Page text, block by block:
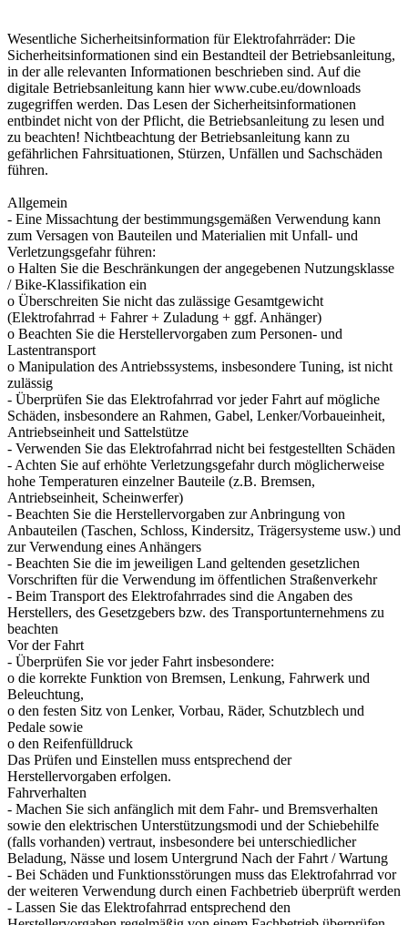
Wesentliche Sicherheitsinformation für Elektrofahrräder: Die
Sicherheitsinformationen sind ein Bestandteil der Betriebsanleitung,
in der alle relevanten Informationen beschrieben sind. Auf die
digitale Betriebsanleitung kann hier www.cube.eu/downloads
zugegriffen werden. Das Lesen der Sicherheitsinformationen
entbindet nicht von der Pflicht, die Betriebsanleitung zu lesen und
zu beachten! Nichtbeachtung der Betriebsanleitung kann zu
gefährlichen Fahrsituationen, Stürzen, Unfällen und Sachschäden
führen.
Allgemein
- Eine Missachtung der bestimmungsgemäßen Verwendung kann
zum Versagen von Bauteilen und Materialien mit Unfall- und
Verletzungsgefahr führen:
o Halten Sie die Beschränkungen der angegebenen Nutzungsklasse
/ Bike-Klassifikation ein
o Überschreiten Sie nicht das zulässige Gesamtgewicht
(Elektrofahrrad + Fahrer + Zuladung + ggf. Anhänger)
o Beachten Sie die Herstellervorgaben zum Personen- und
Lastentransport
o Manipulation des Antriebssystems, insbesondere Tuning, ist nicht
zulässig
- Überprüfen Sie das Elektrofahrrad vor jeder Fahrt auf mögliche
Schäden, insbesondere an Rahmen, Gabel, Lenker/Vorbaueinheit,
Antriebseinheit und Sattelstütze
- Verwenden Sie das Elektrofahrrad nicht bei festgestellten Schäden
- Achten Sie auf erhöhte Verletzungsgefahr durch möglicherweise
hohe Temperaturen einzelner Bauteile (z.B. Bremsen,
Antriebseinheit, Scheinwerfer)
- Beachten Sie die Herstellervorgaben zur Anbringung von
Anbauteilen (Taschen, Schloss, Kindersitz, Trägersysteme usw.) und
zur Verwendung eines Anhängers
- Beachten Sie die im jeweiligen Land geltenden gesetzlichen
Vorschriften für die Verwendung im öffentlichen Straßenverkehr
- Beim Transport des Elektrofahrrades sind die Angaben des
Herstellers, des Gesetzgebers bzw. des Transportunternehmens zu
beachten
Vor der Fahrt
- Überprüfen Sie vor jeder Fahrt insbesondere:
o die korrekte Funktion von Bremsen, Lenkung, Fahrwerk und
Beleuchtung,
o den festen Sitz von Lenker, Vorbau, Räder, Schutzblech und
Pedale sowie
o den Reifenfülldruck
Das Prüfen und Einstellen muss entsprechend der
Herstellervorgaben erfolgen.
Fahrverhalten
- Machen Sie sich anfänglich mit dem Fahr- und Bremsverhalten
sowie den elektrischen Unterstützungsmodi und der Schiebehilfe
(falls vorhanden) vertraut, insbesondere bei unterschiedlicher
Beladung, Nässe und losem Untergrund Nach der Fahrt / Wartung
- Bei Schäden und Funktionsstörungen muss das Elektrofahrrad vor
der weiteren Verwendung durch einen Fachbetrieb überprüft werden
- Lassen Sie das Elektrofahrrad entsprechend den